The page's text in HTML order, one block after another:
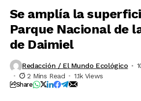
Se amplía la
Parque Nacional de
de Daimiel
Redacción / El Mundo Ecológico
2 Mins Read
1.1k Views
Share